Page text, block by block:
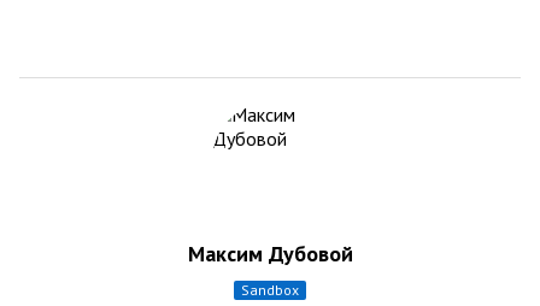
Максим Дубовой
sandbox